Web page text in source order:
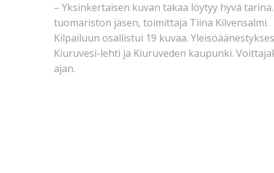
– Yksinkertaisen kuvan takaa löytyy hyvä
tuomariston jäsen, toimittaja Tiina Kilvensalmi.
Kilpailuun osallistui 19 kuvaa.
Kiuruvesi-lehti ja Kiuruveden kaupunki.
ajan.